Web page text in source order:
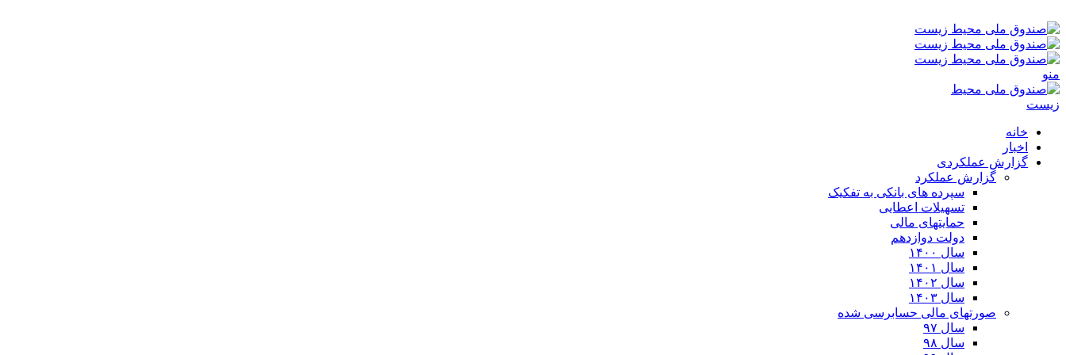
منو
خانه
اخبار
گزارش عملکردی
گزارش عملکرد
سپرده های بانکی به تفکیک
تسهیلات اعطایی
حمایتهای مالی
دولت دوازدهم
سال ۱۴۰۰
سال ۱۴۰۱
سال ۱۴۰۲
سال ۱۴۰۳
صورتهای مالی حسابرسی شده
سال ۹۷
سال ۹۸